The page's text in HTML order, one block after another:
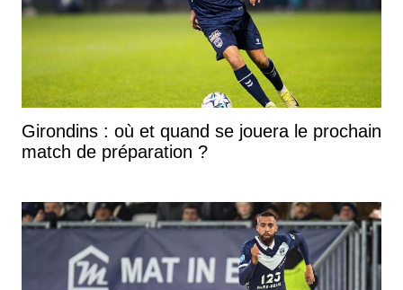
Girondins : où et quand se jouera le prochain
match de préparation ?